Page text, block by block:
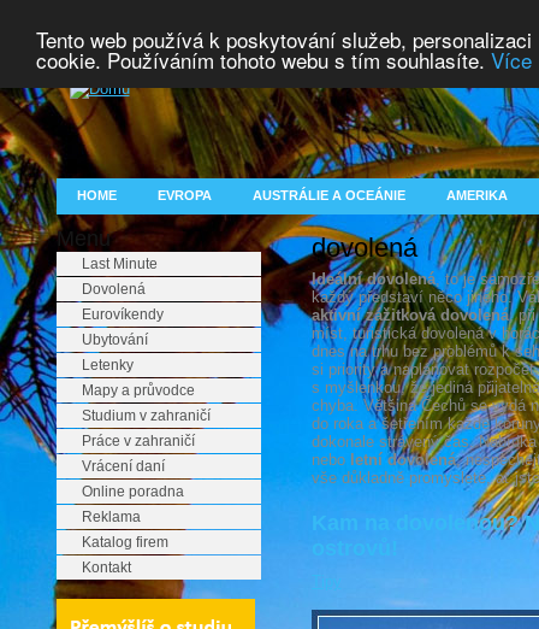
Tento web používá k poskytování služeb,
cookie. Používáním tohoto webu s tím souhlasíte. Více
HOME EVROPA AUSTRÁLIE A OCEÁNIE AMERIKA
Menu
Last Minute
Dovolená
Eurovíkendy
Ubytování
Letenky
Mapy a průvodce
Studium v zahraničí
Práce v zahraničí
Vrácení daní
Online poradna
Reklama
Katalog firem
Kontakt
dovolená
Ideální dovolená, to je
každý představí něco jiného.
aktivní zážitková dovolená, při
míst, turistická dovolená v
dnes na trhu bez problémů k
si priority a naplánovat
s myšlenkou, že jediná
chyba. Většina Čechů se vydá
do roka a šetřením každé
dokonale strávený čas.
nebo letní dovolená,
vše důkladně promyslete, ať
Kam na dovolenou?
Tipy